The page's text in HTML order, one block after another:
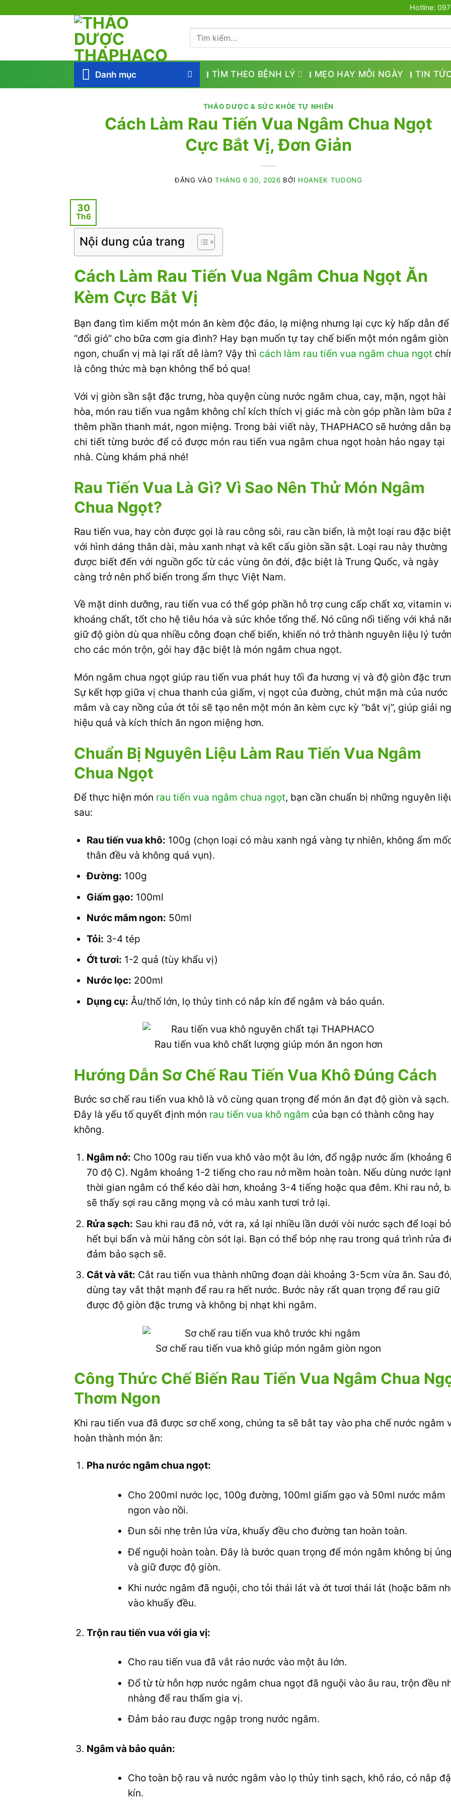
Hotline:
Tìm
Danh mục TÌM THEO BỆNH LÝ MẸO HAY MỖI NGÀY TIN
THẢO DƯỢC & SỨC KHỎE TỰ NHIÊN
Cách Làm Rau Tiến Vua Ngâm Chua Ngọt
Cực Bắt Vị, Đơn Giản
ĐĂNG VÀO THÁNG 6 30, 2026 BỞI HOANEK TUDONG
30
Th6
Nội dung của trang
Cách Làm Rau Tiến Vua Ngâm Chua Ngọt Ăn
Kèm Cực Bắt Vị
Bạn đang tìm kiếm một món ăn kèm độc đáo, lạ miệng nhưng lại cực kỳ hấp dẫn để
“đổi gió” cho bữa cơm gia đình? Hay bạn muốn tự tay chế biến một món ngâm giòn
ngon, chuẩn vị mà lại rất dễ làm? Vậy thì cách làm rau tiến vua ngâm chua ngọt
là công thức mà bạn không thể bỏ qua!
Với vị giòn sần sật đặc trưng, hòa quyện cùng nước ngâm chua, cay, mặn, ngọt hài
hòa, món rau tiến vua ngâm không chỉ kích thích vị giác mà còn góp phần làm bữa
thêm phần thanh mát, ngon miệng. Trong bài viết này, THAPHACO sẽ hướng dẫn
chi tiết từng bước để có được món rau tiến vua ngâm chua ngọt hoàn hảo ngay tại
nhà. Cùng khám phá nhé!
Rau Tiến Vua Là Gì? Vì Sao Nên Thử Món Ngâm
Chua Ngọt?
Rau tiến vua, hay còn được gọi là rau công sôi, rau cần biển, là một loại rau đặc biệt
với hình dáng thân dài, màu xanh nhạt và kết cấu giòn sần sật. Loại rau này thường
được biết đến với nguồn gốc từ các vùng ôn đới, đặc biệt là Trung Quốc, và ngày
càng trở nên phổ biến trong ẩm thực Việt Nam.
Về mặt dinh dưỡng, rau tiến vua có thể góp phần hỗ trợ cung cấp chất xơ, vitamin
khoáng chất, tốt cho hệ tiêu hóa và sức khỏe tổng thể. Nó cũng nổi tiếng với khả
giữ độ giòn dù qua nhiều công đoạn chế biến, khiến nó trở thành nguyên liệu lý
cho các món trộn, gỏi hay đặc biệt là món ngâm chua ngọt.
Món ngâm chua ngọt giúp rau tiến vua phát huy tối đa hương vị và độ giòn đặc
Sự kết hợp giữa vị chua thanh của giấm, vị ngọt của đường, chút mặn mà của nước
mắm và cay nồng của ớt tỏi sẽ tạo nên một món ăn kèm cực kỳ “bắt vị”, giúp giải
hiệu quả và kích thích ăn ngon miệng hơn.
Chuẩn Bị Nguyên Liệu Làm Rau Tiến Vua Ngâm
Chua Ngọt
Để thực hiện món rau tiến vua ngâm chua ngọt, bạn cần chuẩn bị những nguyên
sau:
Rau tiến vua khô: 100g (chọn loại có màu xanh ngả vàng tự nhiên, không ẩm
thân đều và không quá vụn).
Đường: 100g
Giấm gạo: 100ml
Nước mắm ngon: 50ml
Tỏi: 3-4 tép
Ớt tươi: 1-2 quả (tùy khẩu vị)
Nước lọc: 200ml
Dụng cụ: Âu/thố lớn, lọ thủy tinh có nắp kín để ngâm và bảo quản.
Rau tiến vua khô chất lượng giúp món ăn ngon hơn
Hướng Dẫn Sơ Chế Rau Tiến Vua Khô Đúng Cách
Bước sơ chế rau tiến vua khô là vô cùng quan trọng để món ăn đạt độ giòn và sạch.
Đây là yếu tố quyết định món rau tiến vua khô ngâm của bạn có thành công hay
không.
Ngâm nở: Cho 100g rau tiến vua khô vào một âu lớn, đổ ngập nước ấm (khoảng
70 độ C). Ngâm khoảng 1-2 tiếng cho rau nở mềm hoàn toàn. Nếu dùng nước
thời gian ngâm có thể kéo dài hơn, khoảng 3-4 tiếng hoặc qua đêm. Khi rau nở,
sẽ thấy sợi rau căng mọng và có màu xanh tươi trở lại.
Rửa sạch: Sau khi rau đã nở, vớt ra, xả lại nhiều lần dưới vòi nước sạch để loại bỏ
hết bụi bẩn và mùi hăng còn sót lại. Bạn có thể bóp nhẹ rau trong quá trình rửa
đảm bảo sạch sẽ.
Cắt và vắt: Cắt rau tiến vua thành những đoạn dài khoảng 3-5cm vừa ăn. Sau đó,
dùng tay vắt thật mạnh để rau ra hết nước. Bước này rất quan trọng để rau giữ
được độ giòn đặc trưng và không bị nhạt khi ngâm.
Sơ chế rau tiến vua khô giúp món ngâm giòn ngon
Công Thức Chế Biến Rau Tiến Vua Ngâm Chua
Thơm Ngon
Khi rau tiến vua đã được sơ chế xong, chúng ta sẽ bắt tay vào pha chế nước ngâm
hoàn thành món ăn:
Pha nước ngâm chua ngọt:
Cho 200ml nước lọc, 100g đường, 100ml giấm gạo và 50ml nước mắm
ngon vào nồi.
Đun sôi nhẹ trên lửa vừa, khuấy đều cho đường tan hoàn toàn.
Để nguội hoàn toàn. Đây là bước quan trọng để món ngâm không bị ủng
và giữ được độ giòn.
Khi nước ngâm đã nguội, cho tỏi thái lát và ớt tươi thái lát (hoặc băm
vào khuấy đều.
Trộn rau tiến vua với gia vị:
Cho rau tiến vua đã vắt ráo nước vào một âu lớn.
Đổ từ từ hỗn hợp nước ngâm chua ngọt đã nguội vào âu rau, trộn đều
nhàng để rau thấm gia vị.
Đảm bảo rau được ngập trong nước ngâm.
Ngâm và bảo quản:
Cho toàn bộ rau và nước ngâm vào lọ thủy tinh sạch, khô ráo, có nắp
kín.